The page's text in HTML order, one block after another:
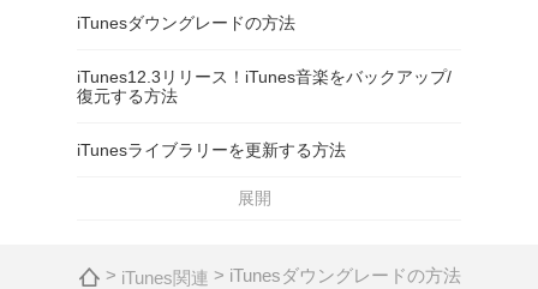
iTunesダウングレードの方法
iTunes12.3リリース！iTunes音楽をバックアップ/
復元する方法
iTunesライブラリーを更新する方法
展開
> iTunes関連 > iTunesダウングレードの方法